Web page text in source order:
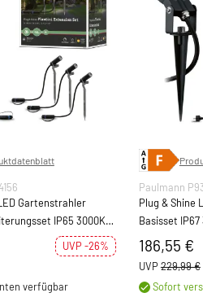
Gartenstrahler
IP65 3000K
UVP -26%
verfügbar
Paulmann
Plug & Shine
Basisset IP67
Anthrazit
186,55 €
UVP 229,99 €
Sofort